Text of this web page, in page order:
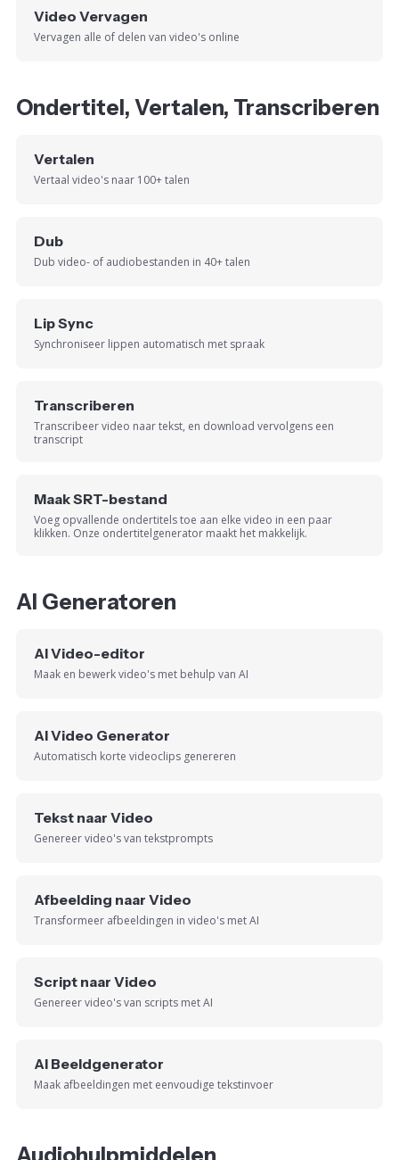
Video Vervagen
Vervagen alle of delen van video's online
Ondertitel, Vertalen, Transcriberen
Vertalen
Vertaal video's naar 100+ talen
Dub
Dub video- of audiobestanden in 40+ talen
Lip Sync
Synchroniseer lippen automatisch met spraak
Transcriberen
Transcribeer video naar tekst, en download vervolgens een
transcript
Maak SRT-bestand
Voeg opvallende ondertitels toe aan elke video in een paar
klikken. Onze ondertitelgenerator maakt het makkelijk.
AI Generatoren
AI Video-editor
Maak en bewerk video's met behulp van AI
AI Video Generator
Automatisch korte videoclips genereren
Tekst naar Video
Genereer video's van tekstprompts
Afbeelding naar Video
Transformeer afbeeldingen in video's met AI
Script naar Video
Genereer video's van scripts met AI
AI Beeldgenerator
Maak afbeeldingen met eenvoudige tekstinvoer